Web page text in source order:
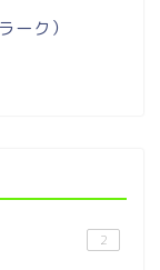
ーク）
2